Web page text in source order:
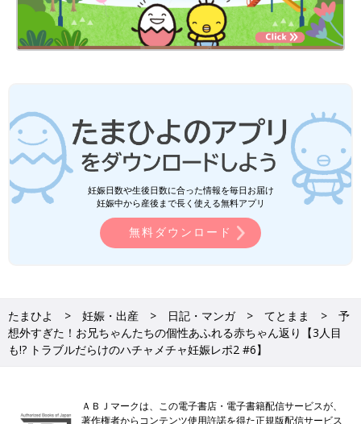
妊娠日数や生後日数に合った情報を毎日お届け
妊娠中から産後まで長く使える無料アプリ
無料ダウンロード
たまひよ 妊娠・出産 日記・マンガ てとまま
予
想外すぎた！お兄ちゃんたちの個性あふれる赤ちゃん返り【3人目
も!? トラブルだらけのハチャメチャ妊娠レポ2 #6】
ＡＢＪマークは、この電子書店・電子書籍配信サービスが、
著作権者からコンテンツ使用許諾を得た正規版配信サービス